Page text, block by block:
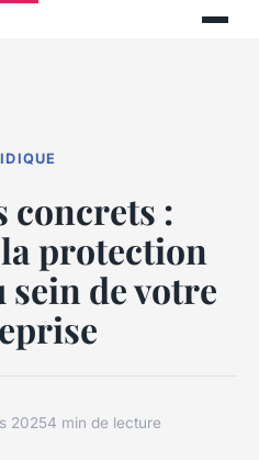
concrets :
protection
de votre
20254 min de lecture